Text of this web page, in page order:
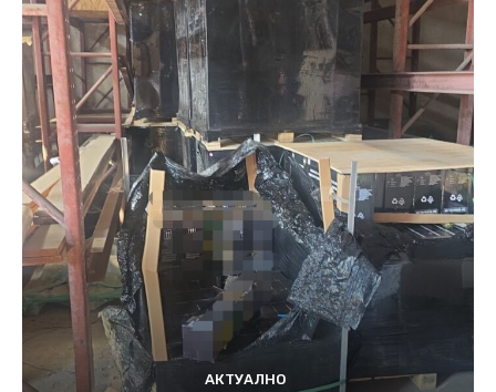
АКТУАЛНО